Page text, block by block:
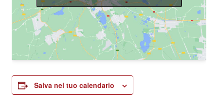
Salva nel tuo calendario